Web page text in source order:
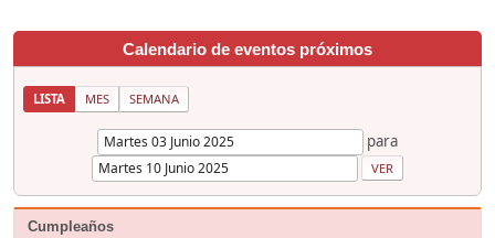
Calendario de eventos próximos
LISTA MES SEMANA
para
Cumpleaños